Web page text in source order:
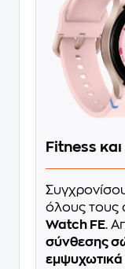
Fitness και
όλους τους
Watch FE.
σύνθεσης
εμψυχωτικά